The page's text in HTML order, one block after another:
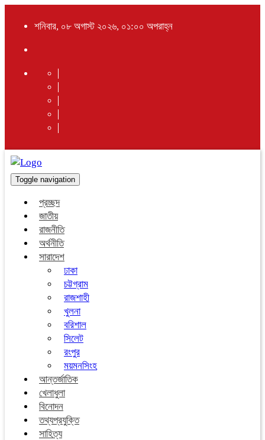
শনিবার, ০৮ অগাস্ট ২০২৬, ০১:০০ অপরাহ্ন
Toggle navigation
প্রচ্ছদ
জাতীয়
রাজনীতি
অর্থনীতি
সারাদেশ
ঢাকা
চট্টগ্রাম
রাজশাহী
খুলনা
বরিশাল
সিলেট
রংপুর
ময়মনসিংহ
আন্তর্জাতিক
খেলাধুলা
বিনোদন
তথ্যপ্রযুক্তি
সাহিত্য